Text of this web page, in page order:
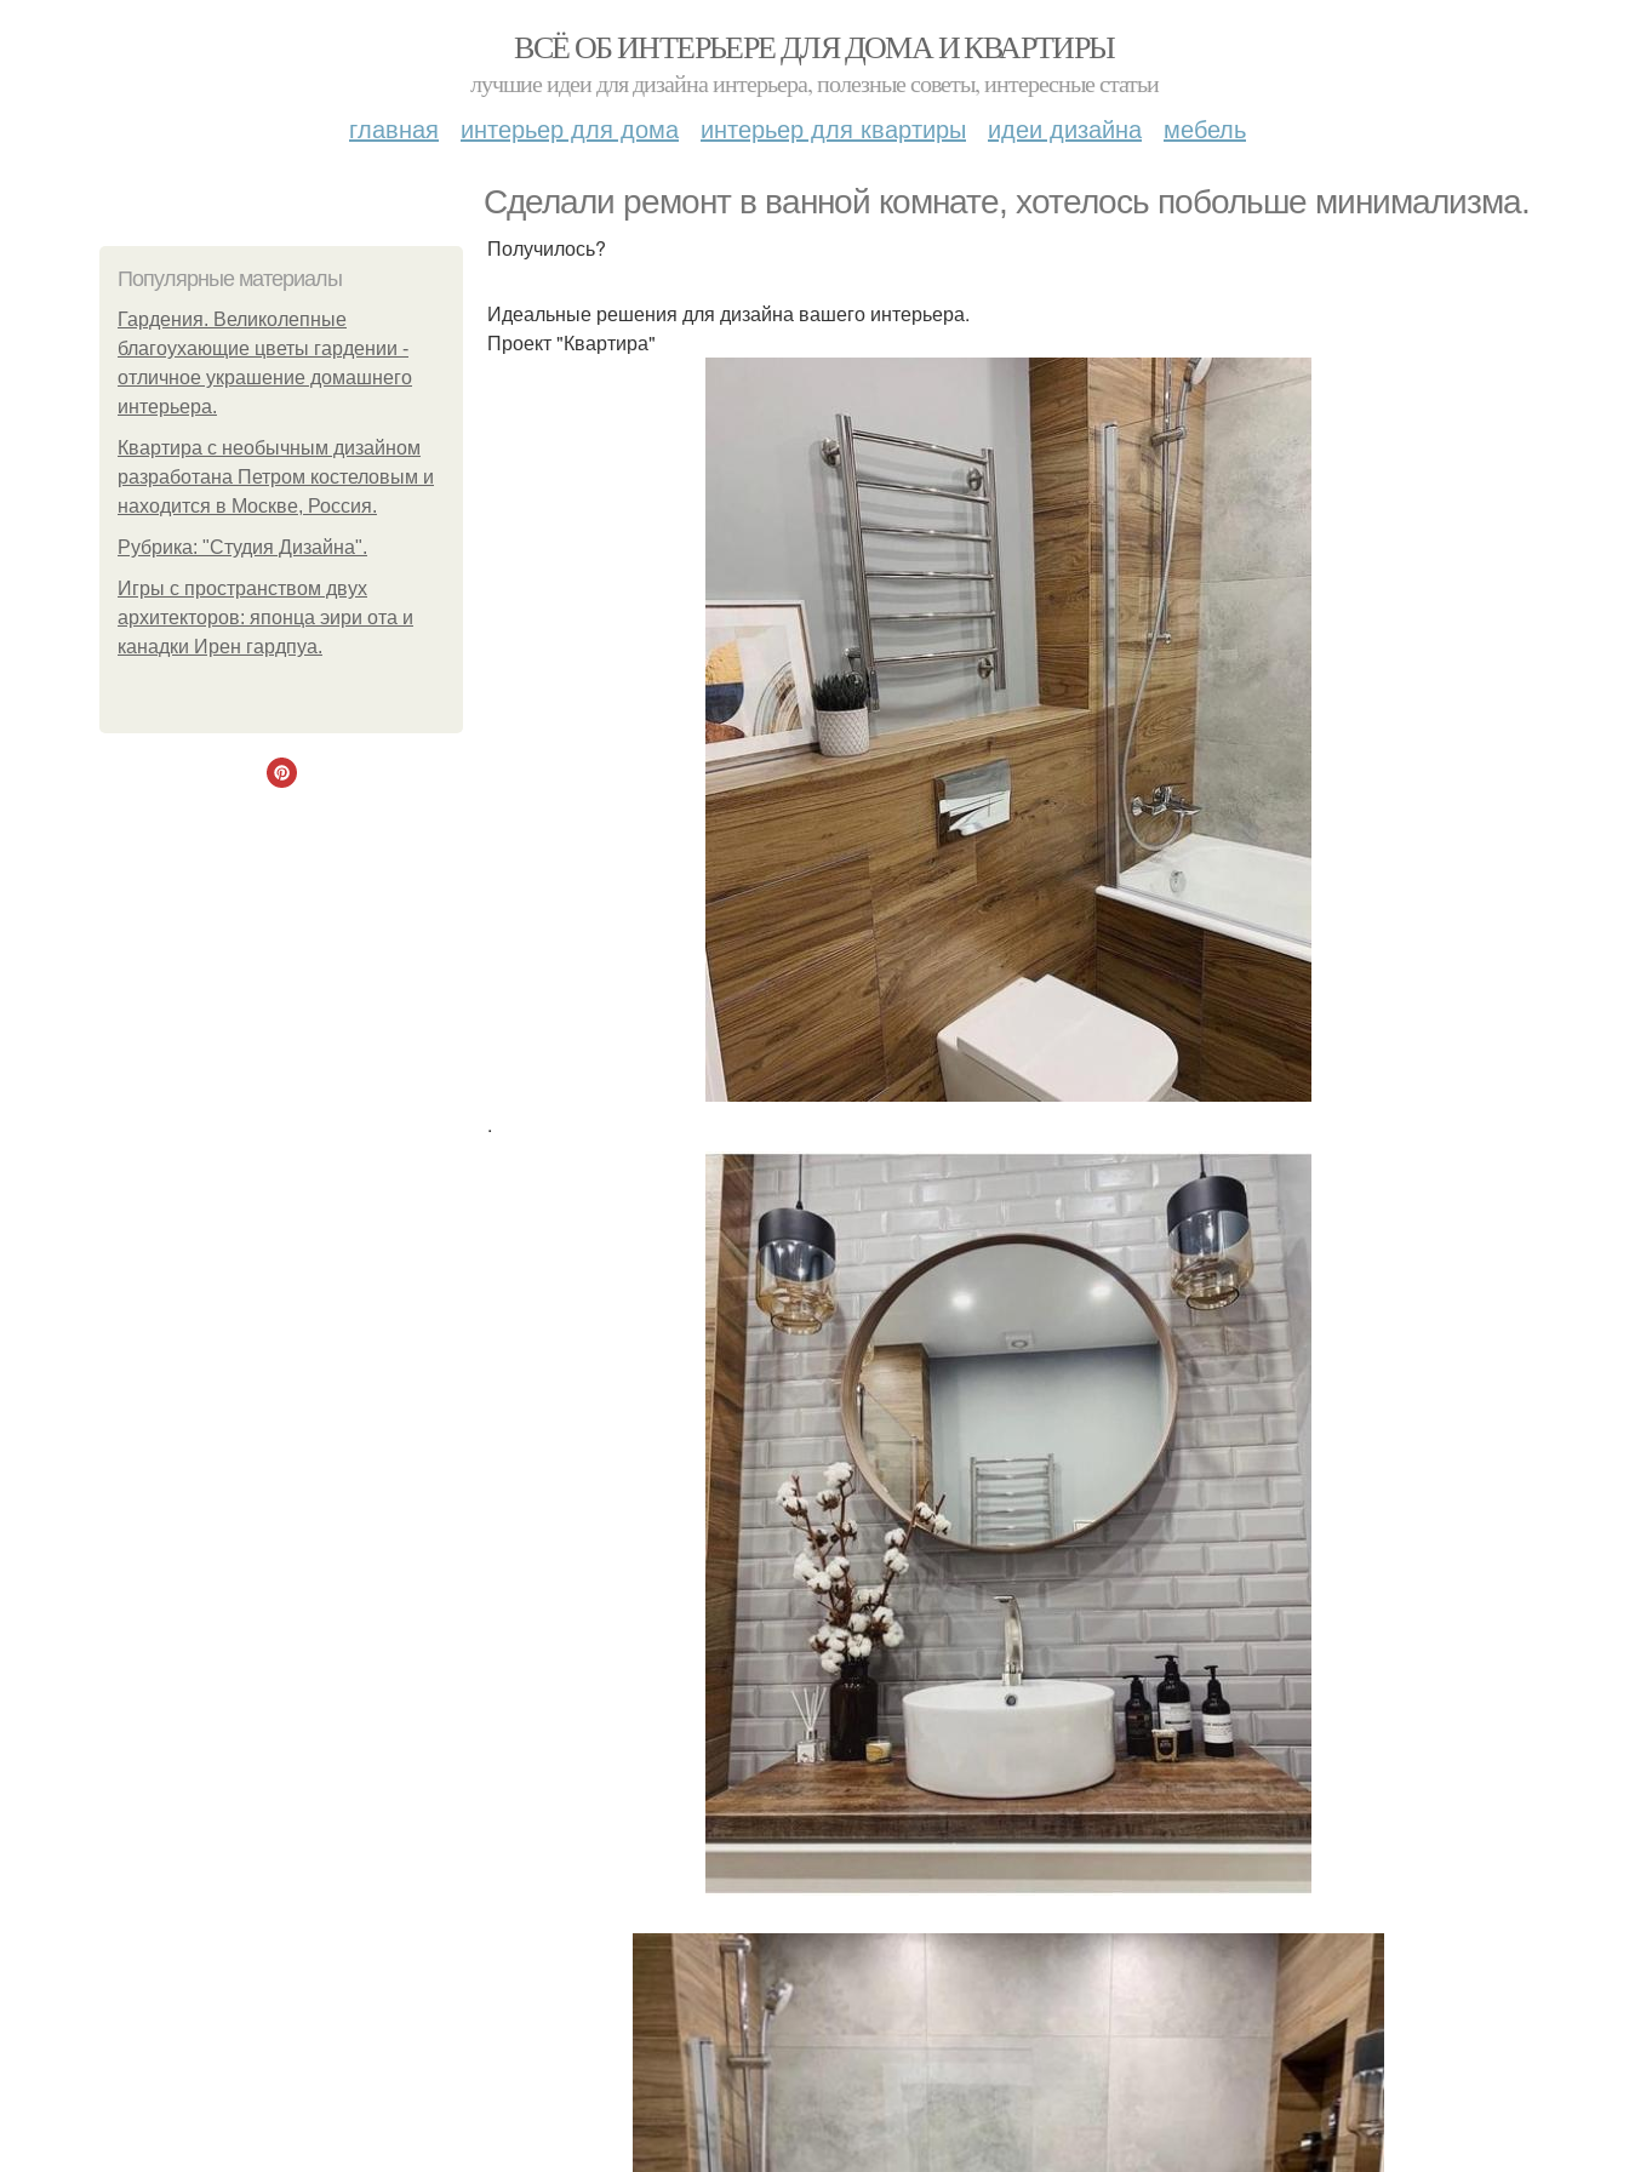
ВСЁ ОБ ИНТЕРЬЕРЕ ДЛЯ ДОМА И КВАРТИРЫ
лучшие идеи для дизайна интерьера, полезные советы, интересные статьи
главная интерьер для дома интерьер для квартиры идеи дизайна мебель
Сделали peмонт в ванной комнате, хотелось побольше минимализма.
Популярные материалы
Гардения. Великолепные
благоухающие цветы гардении -
отличное украшение домашнего
интерьера.
Квартира с необычным дизайном
разработана Петром костеловым и
находится в Москве, Россия.
Рубрика: "Студия Дизайна".
Игры с пространством двух
архитекторов: японца эири ота и
канадки Ирен гардпуа.
Получилось?
Идеальные решения для дизайна вашего интерьера.
Проект "Квартира"
.